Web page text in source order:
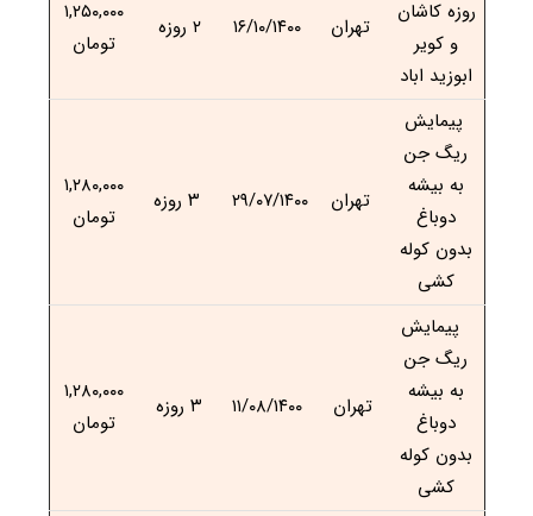
روزه کاشان
و کویر
ابوزید اباد
تهران ۱۶/۱۰/۱۴۰۰ ۲ روزه
۱,۲۵۰,۰۰۰
تومان
پیمایش
ریگ جن
به بیشه
دوباغ
بدون کوله
کشی
تهران ۲۹/۰۷/۱۴۰۰
۱,۲۸۰,۰۰۰
تومان
پیمایش
ریگ جن
به بیشه
دوباغ
بدون کوله
کشی
تهران ۱۱/۰۸/۱۴۰۰ ۳ روزه
۱,۲۸۰,۰۰۰
تومان